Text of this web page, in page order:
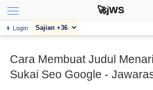
🚀jWS
👨 Login
Cara Membuat Judul
Sukai Seo Google -